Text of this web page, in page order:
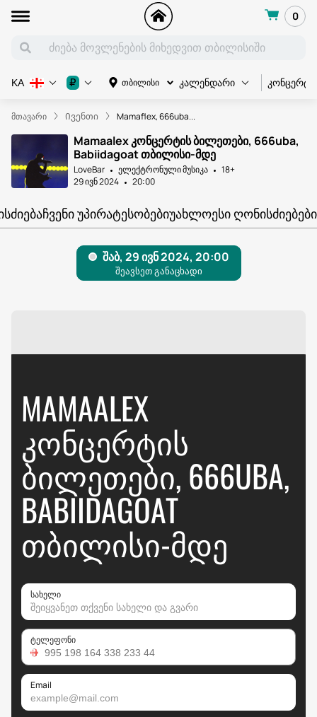
0
თბილისი კალენდარი კონცერტი
KA ₽
მთავარი Ივენთი Mamaflex, 666uba...
Mamaalex კონცერტის ბილეთები, 666uba,
Babiidagoat თბილისი-მდე
LoveBar ელექტრონული მუსიკა
18+
29 ივნ 2024
20:00
ᲩᲕᲔᲜᲘ ᲣᲞᲘᲠᲐᲢᲔᲡᲝᲑᲔᲑᲘᲣᲐᲮᲚᲝᲔᲡᲘ ᲦᲝᲜᲘᲡᲫᲘᲔᲑᲔᲑᲘ
MAMAALEX
ᲙᲝᲜᲪᲔᲠᲢᲘᲡ
ᲑᲘᲚᲔᲗᲔᲑᲘ, 666UBA,
BABIIDAGOAT
ᲗᲑᲘᲚᲘᲡᲘ-ᲛᲓᲔ
სახელი
ტელეფონი
Email